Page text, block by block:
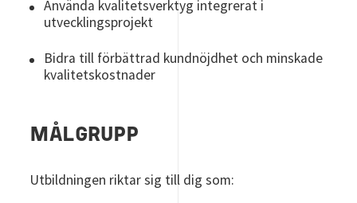
Använda kvalitetsverktyg integrerat i
utvecklingsprojekt
Bidra till förbättrad kundnöjdhet och minskade
kvalitetskostnader
MÅLGRUPP
Utbildningen riktar sig till dig som: